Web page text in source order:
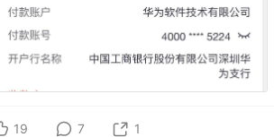
19 7 1